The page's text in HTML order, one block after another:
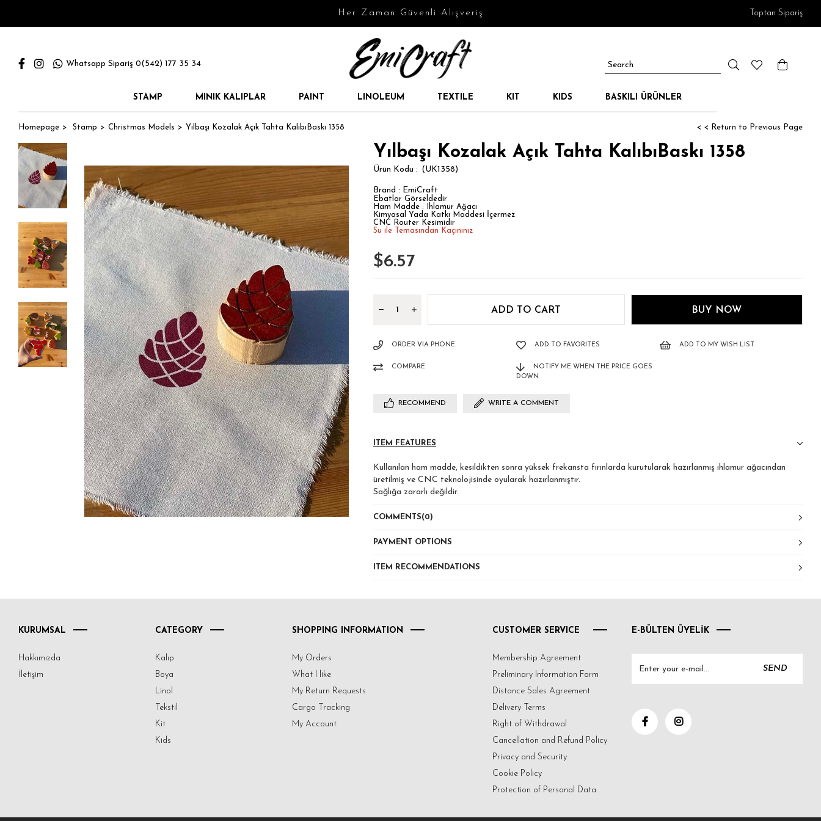
Her Zaman Güvenli Alışveriş Toptan Sipariş
Whatsapp Sipariş 0(542) 177 35 34
STAMP MINIK KALIPLAR PAINT LINOLEUM TEXTILE KIT KIDS BASKILI ÜRÜNLER
Homepage Stamp Christmas Models Yılbaşı Kozalak Açık Tahta KalıbıBaskı 1358 < < Return to Previous Page
Yılbaşı Kozalak Açık Tahta KalıbıBaskı 1358
(UK1358)
Brand : EmiCraft
Ebatlar Görseldedir
Ham Madde : Ihlamur Ağacı
Kimyasal Yada Katkı Maddesi İçermez
CNC Router Kesimidir
Su ile Temasından Kaçınınız
$6.57
ORDER VIA PHONE ADD TO FAVORITES ADD TO MY WISH LIST
COMPARE
NOTIFY ME WHEN THE PRICE GOES
DOWN
RECOMMEND WRITE A COMMENT
ITEM FEATURES
Kullanılan ham madde, kesildikten sonra yüksek frekansta fırınlarda kurutularak hazırlanmış ıhlamur ağacından
üretilmiş ve CNC teknolojisinde oyularak hazırlanmıştır.
Sağlığa zararlı değildir.
ve daha fazla bilgiyi YouTube'da Emine Kuşcul kanalındaki videoları izleyerek edinebilirsiniz.
COMMENTS(0)
PAYMENT OPTIONS
ITEM RECOMMENDATIONS
KURUMSAL
Hakkımızda
İletişim
CATEGORY
Kalıp
Boya
Linol
Tekstil
Kit
Kids
SHOPPING INFORMATION
My Orders
What I like
My Return Requests
Cargo Tracking
My Account
CUSTOMER SERVICE
Membership Agreement
Preliminary Information Form
Distance Sales Agreement
Delivery Terms
Right of Withdrawal
Cancellation and Refund Policy
Privacy and Security
Cookie Policy
Protection of Personal Data
E-BÜLTEN ÜYELİK
SEND